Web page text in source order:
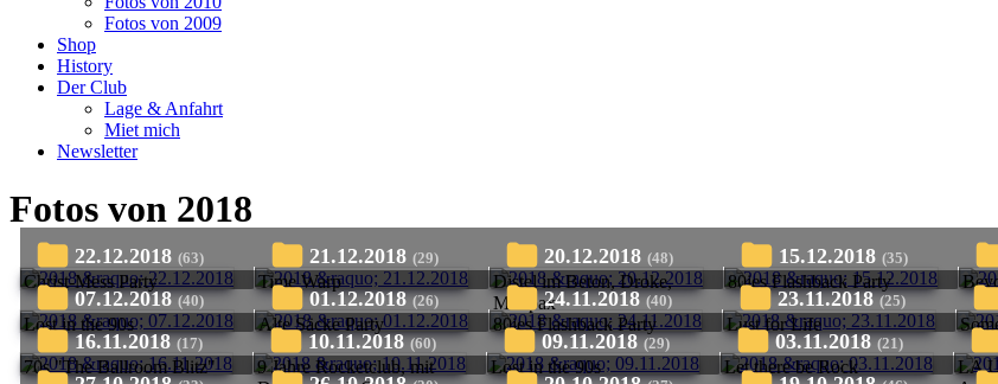
Fotos von 2009
Shop
History
Der Club
Lage & Anfahrt
Miet mich
Newsletter
Fotos von 2018
22.12.2018 (63)
Christ-Mess Party
21.12.2018 (29)
Time Warp
20.12.2018 (48)
Distel im Beton, Droke,
Minipax
15.12.2018 (35)
80ies Flashback Party
07.12.2018 (40)
Lost in the 90s
01.12.2018 (26)
Alte Säcke Party
24.11.2018 (40)
80ies Flashback Party
23.11.2018 (25)
Lust for Life
16.11.2018 (17)
70s "The Ballroom Blitz"
10.11.2018 (60)
9 Jahre Rocketclub, mit
09.11.2018 (29)
Lost in the 90s
03.11.2018 (21)
Let there be Rock
LA